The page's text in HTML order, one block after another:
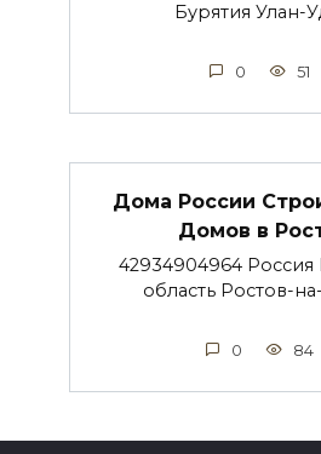
Бурятия Улан-
0 51
Дома России
Домов в
42934904964 Россия
область Ростов-
0 84